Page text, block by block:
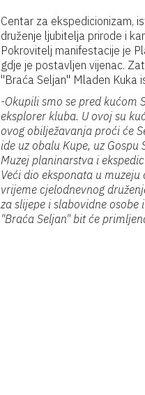
Centar za ekspedicionizam,
druženje ljubitelja prirode i
Pokrovitelj manifestacije je
gdje je postavljen vijenac.
"Braća Seljan" Mladen Kuka
-Okupili smo se pred kućom
eksplorer kluba. U ovoj su
ovog obilježavanja proći će
ide uz obalu Kupe, uz
Muzej planinarstva i
Veći dio eksponata u
vrijeme cjelodnevnog
za slijepe i slabovidne
"Braća Seljan" bit će